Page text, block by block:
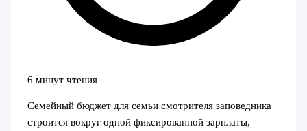
6 минут чтения
Семейный бюджет для семьи смотрителя заповедника
строится вокруг одной фиксированной зарплаты,